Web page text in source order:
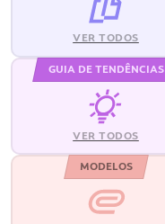
VER TODOS
GUIA DE TENDÊNCIAS
VER TODOS
MODELOS